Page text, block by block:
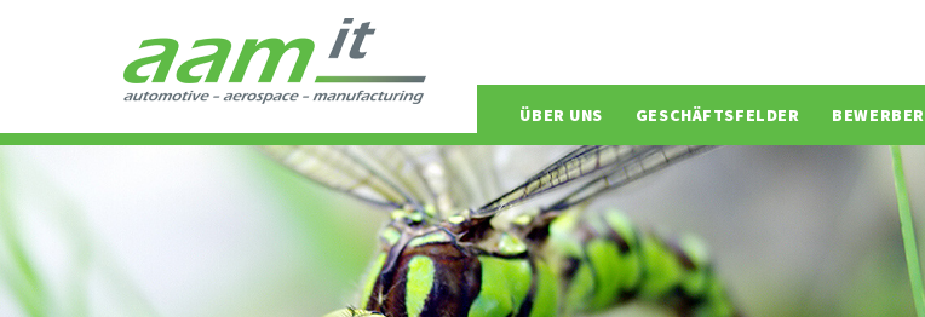
ÜBER UNS GESCHÄFTSFELDER BEWERBER